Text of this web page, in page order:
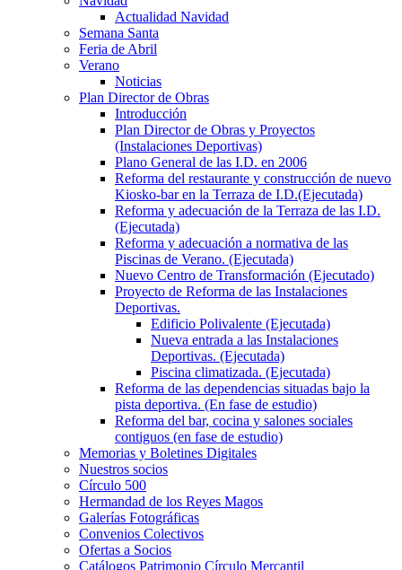
Actualidad Navidad
Semana Santa
Feria de Abril
Verano
Noticias
Plan Director de Obras
Introducción
Plan Director de Obras y Proyectos
(Instalaciones Deportivas)
Plano General de las I.D. en 2006
Reforma del restaurante y construcción de nuevo
Kiosko-bar en la Terraza de I.D.(Ejecutada)
Reforma y adecuación de la Terraza de las I.D.
(Ejecutada)
Reforma y adecuación a normativa de las
Piscinas de Verano. (Ejecutada)
Nuevo Centro de Transformación (Ejecutado)
Proyecto de Reforma de las Instalaciones
Deportivas.
Edificio Polivalente (Ejecutada)
Nueva entrada a las Instalaciones
Deportivas. (Ejecutada)
Piscina climatizada. (Ejecutada)
Reforma de las dependencias situadas bajo la
pista deportiva. (En fase de estudio)
Reforma del bar, cocina y salones sociales
contiguos (en fase de estudio)
Memorias y Boletines Digitales
Nuestros socios
Círculo 500
Hermandad de los Reyes Magos
Galerías Fotográficas
Convenios Colectivos
Ofertas a Socios
Catálogos Patrimonio Círculo Mercantil